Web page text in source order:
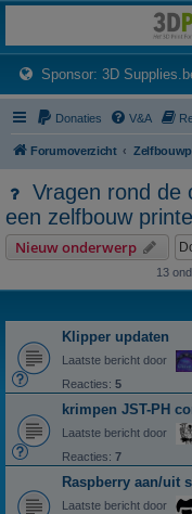
Het 3D print forum van de Benelux
Sponsor: 3D
Donaties V&A
Forumoverzicht
Vragen rond de
een zelfbouw
Nieuw onderwerp
13
Klipper updaten
Laatste bericht door
Reacties: 5
krimpen JST-PH
Laatste bericht door
Reacties: 7
Raspberry aan/uit
Laatste bericht door